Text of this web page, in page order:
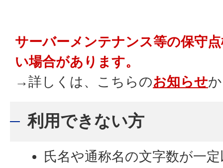
サーバーメンテナンス等の保守
い場合があります。
→詳しくは、こちらのお知らせ
利用できない方
氏名や通称名の文字数が一